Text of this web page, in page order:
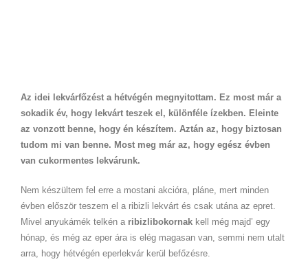
Az idei lekvárfőzést a hétvégén megnyitottam. Ez most már a
sokadik év, hogy lekvárt teszek el, különféle ízekben. Eleinte
az vonzott benne, hogy én készítem. Aztán az, hogy biztosan
tudom mi van benne. Most meg már az, hogy egész évben
van cukormentes lekvárunk.
Nem készültem fel erre a mostani akcióra, pláne, mert minden
évben először teszem el a ribizli lekvárt és csak utána az epret.
Mivel anyukámék telkén a ribizlibokornakkell még majd’ egy
hónap, és még az eper ára is elég magasan van, semmi nem utalt
arra, hogy hétvégén eperlekvár kerül befőzésre.